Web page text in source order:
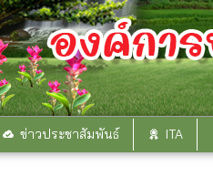
ข่าวประชาสัมพันธ์ ITA